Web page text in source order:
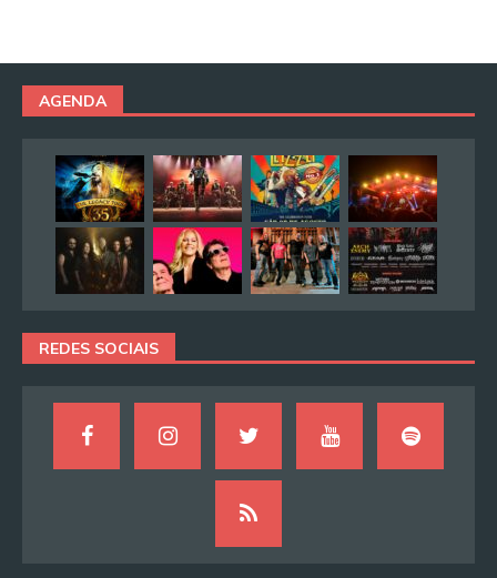
AGENDA
REDES SOCIAIS